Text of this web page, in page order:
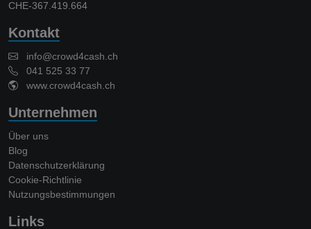
CHE-367.419.664
Kontakt
info@crowd4cash.ch
041 525 33 77
www.crowd4cash.ch
Unternehmen
Über uns
Blog
Datenschutzerklärung
Cookie-Richtlinie
Nutzungsbestimmungen
Links